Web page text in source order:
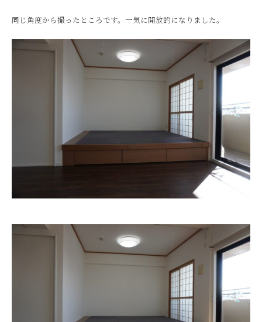
同じ角度から撮ったところです。一気に開放的になりました。